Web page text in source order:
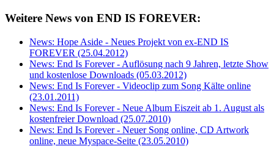
Weitere News von END IS FOREVER:
News: Hope Aside - Neues Projekt von ex-END IS
FOREVER (25.04.2012)
News: End Is Forever - Auflösung nach 9 Jahren, letzte Show
und kostenlose Downloads (05.03.2012)
News: End Is Forever - Videoclip zum Song Kälte online
(23.01.2011)
News: End Is Forever - Neue Album Eiszeit ab 1. August als
kostenfreier Download (25.07.2010)
News: End Is Forever - Neuer Song online, CD Artwork
online, neue Myspace-Seite (23.05.2010)